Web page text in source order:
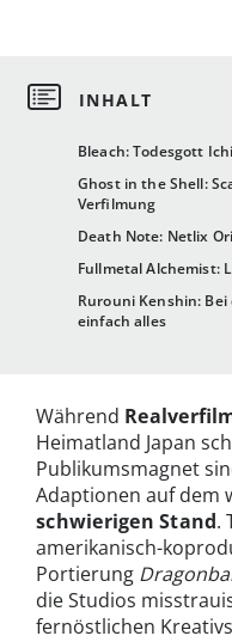
Bleach: Todesgott
Ghost in the Shell:
Verfilmung
Death Note: Netlix
Fullmetal Alchemist:
Rurouni Kenshin:
einfach alles
Während
Heimatland Japan
Publikumsmagnet
Adaptionen auf dem
schwierigen Stand.
amerikanisch-
Portierung
die Studios
fernöstlichen